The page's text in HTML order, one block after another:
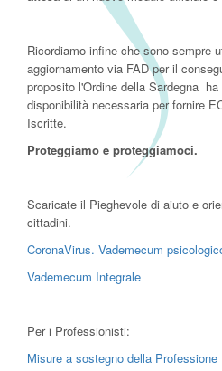
Ricordiamo infine che sono sempre
aggiornamento via FAD per il
proposito l'Ordine della Sardegna
disponibilità necessaria per fornire
Iscritte.
Proteggiamo e proteggiamoci.
Scaricate il Pieghevole di aiuto e
cittadini.
CoronaVirus. Vademecum
Vademecum Integrale
Per i Professionisti:
Misure a sostegno della Professione